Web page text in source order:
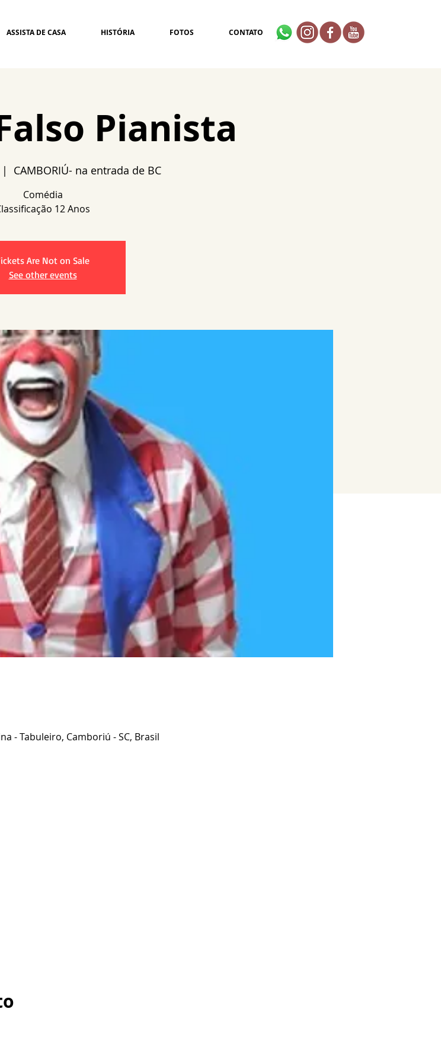
ASSISTA DE CASA HISTÓRIA FOTOS CONTATO
Pianista
|
CAMBORIÚ- na entrada de BC
Comédia
Are Not on Sale
See other events
- Tabuleiro, Camboriú - SC, Brasil